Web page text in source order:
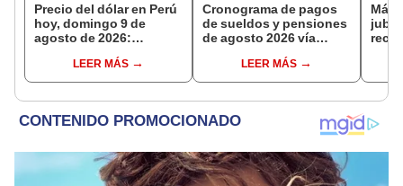
Precio del dólar en Perú
hoy, domingo 9 de
agosto de 2026:
cambio en bancos,
casas de cambio y
LEER MÁS
Cronograma de pagos
de sueldos y pensiones
de agosto 2026 vía
conoce las fechas de
depósito
LEER MÁS
Más